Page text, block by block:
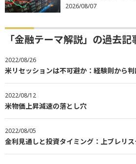
2026/08/07
「金融テーマ解説」の過去
2022/08/26
米リセッションは不可避か：経験則から
2022/08/12
米物価上昇減速の落とし穴
2022/08/05
金利見通しと投資タイミング：上ブレリ